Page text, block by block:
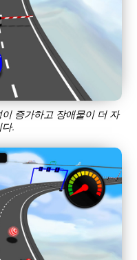
증가하고 장애물이 더 자
.